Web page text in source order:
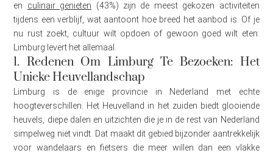
en culinair genieten (43%) zijn de meest gekozen activiteiten
tijdens een verblijf, wat aantoont hoe breed het aanbod is. Of je
nu rust zoekt, cultuur wilt opdoen of gewoon goed wilt eten:
Limburg levert het allemaal.
1. Redenen Om Limburg Te Bezoeken: Het
Unieke Heuvellandschap
Limburg is de enige provincie in Nederland met echte
hoogteverschillen. Het Heuvelland in het zuiden biedt glooiende
heuvels, diepe dalen en uitzichten die je in de rest van Nederland
simpelweg niet vindt. Dat maakt dit gebied bijzonder aantrekkelijk
voor wandelaars en fietsers die meer willen dan een vlakke